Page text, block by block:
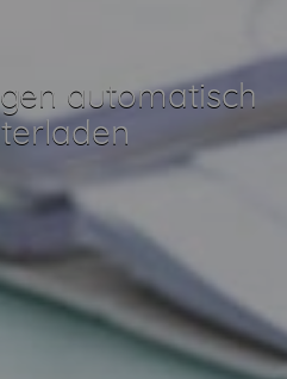
automatisch